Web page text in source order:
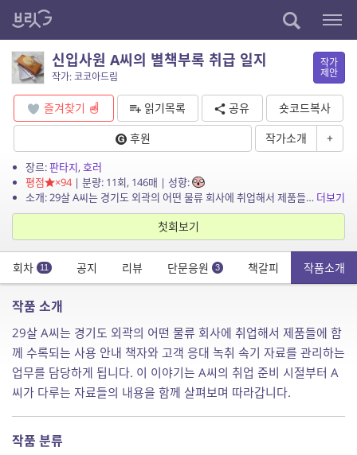
신입사원 A씨의 별책부록 취급 일지
작가: 코코아드림
작가
제안
즐겨찾기 읽기목록 공유
숏코드복사
후원
작가소개 +
장르:판타지,호러
평점
×94| 분량: 11회, 146매 | 성향:
소개: 29살 A씨는 경기도 외곽의 어떤 물류 회사에 취업해서 제품들에 함께 수록되는 사용 안내 책자와 고객 응대 녹취 속기 자료를 관리하는 업무를 담당하게 됩니다. 이 이야기는 A씨의 ... 더보기
첫회보기
회차 11 공지 리뷰 단문응원 3 책갈피 작품소개
작품 소개
29살 A씨는 경기도 외곽의 어떤 물류 회사에 취업해서 제품들에 함
께 수록되는 사용 안내 책자와 고객 응대 녹취 속기 자료를 관리하는
업무를 담당하게 됩니다. 이 이야기는 A씨의 취업 준비 시절부터 A
씨가 다루는 자료들의 내용을 함께 살펴보며 따라갑니다.
작품 분류